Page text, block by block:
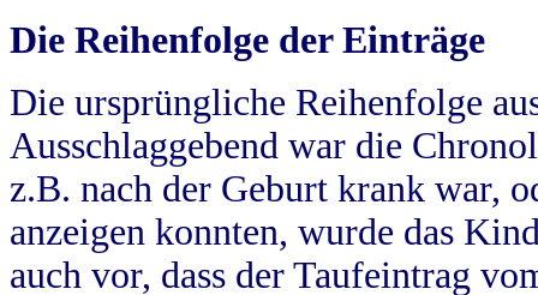
Die Reihenfolge der Einträge
Die ursprüngliche Reihenfolge
Ausschlaggebend war die
z.B. nach der Geburt krank war,
anzeigen konnten, wurde das
auch vor, dass der Taufeintrag